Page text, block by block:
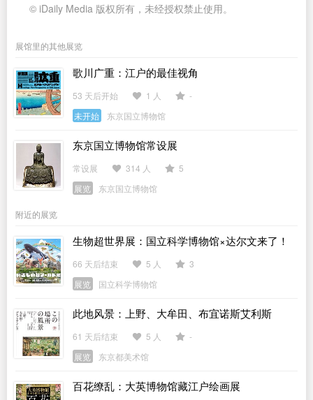
© iDaily Media 版权所有，未经授权禁止使用。
展馆里的其他展览
歌川广重：江户的最佳视角
53 天后开始 1 人
-
未开始
东京国立博物馆
东京国立博物馆常设展
常设展 314 人
5
展览
东京国立博物馆
附近的展览
生物超世界展：国立科学博物馆×达尔文来了！
66 天后结束 5 人
3
展览
国立科学博物馆
此地风景：上野、大牟田、布宜诺斯艾利斯
61 天后结束 5 人
-
展览
东京都美术馆
百花缭乱：大英博物馆藏江户绘画展